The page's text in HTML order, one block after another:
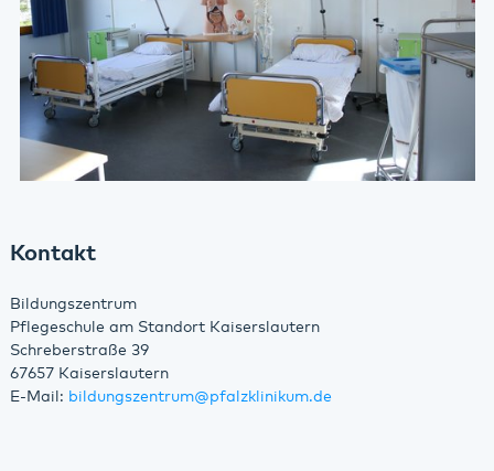
Kontakt
Bildungszentrum
Pflegeschule am Standort Kaiserslautern
Schreberstraße 39
67657 Kaiserslautern
E-Mail: bildungszentrum@pfalzklinikum.de